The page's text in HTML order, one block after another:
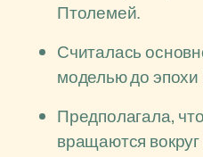
Птолемей.
Считалась
моделью до
Предполагала,
вращаются